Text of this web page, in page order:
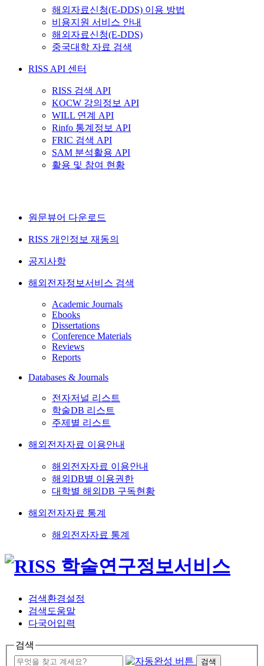
해외자료신청(E-DDS) 이용 방법
비용지원 서비스 안내
해외자료신청(E-DDS)
중국대학 자료 검색
RISS API 센터
RISS 검색 API
KOCW 강의정보 API
WILL 연계 API
Rinfo 통계정보 API
FRIC 검색 API
SAM 분석활용 API
활용 및 참여 현황
원문뷰어 다운로드
RISS 개인정보 재동의
공지사항
해외전자정보서비스 검색
Academic Journals
Ebooks
Dissertations
Conference Materials
Reviews
Reports
Databases & Journals
전자저널 리스트
학술DB 리스트
주제별 리스트
해외전자자료 이용안내
해외전자자료 이용안내
해외DB별 이용권한
대학별 해외DB 구독현황
해외전자자료 통계
해외전자자료 통계
검색환경설정
검색도움말
다국어입력
검색
검색